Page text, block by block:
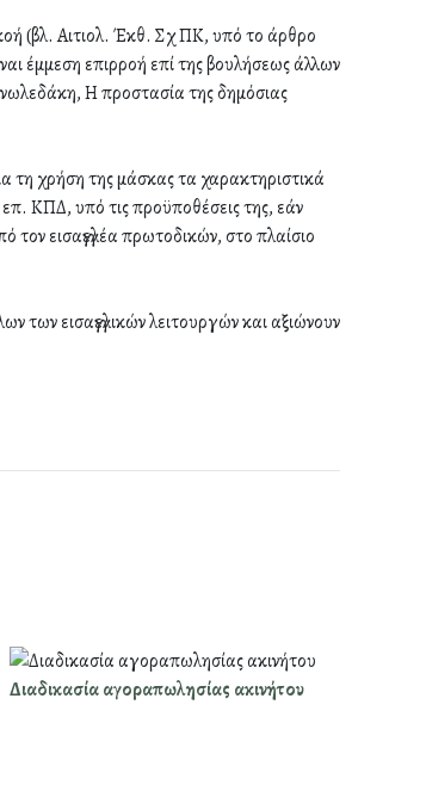
(βλ. Αιτιολ. Έκθ. Σχ ΠΚ, υπό το άρθρο
έμμεση επιρροή επί της βουλήσεως άλλων
Η προστασία της δημόσιας
τη χρήση της μάσκας τα χαρακτηριστικά
ΚΠΔ, υπό τις προϋποθέσεις της, εάν
εισαγγελέα πρωτοδικών, στο πλαίσιο
εισαγγελικών λειτουργών και αξιώνουν
Διαδικασία αγοραπωλησίας ακινήτου